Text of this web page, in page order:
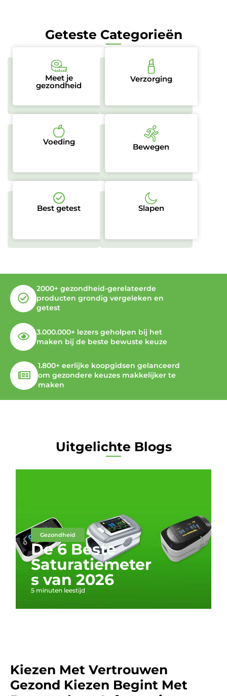
Geteste Categorieën
Meet je
gezondheid
Verzorging
Voeding
Bewegen
Best getest Slapen
2000+ gezondheid-gerelateerde
producten grondig vergeleken en
getest
3.000.000+ lezers geholpen bij het
maken bij de beste bewuste keuze
1.800+ eerlijke koopgidsen gelanceerd
om gezondere keuzes makkelijker te
maken
Uitgelichte Blogs
Gezondheid
De 6 Beste
Saturatiemeter
s van 2026
5 minuten leestijd
Kiezen Met Vertrouwen
Gezond Kiezen Begint Met